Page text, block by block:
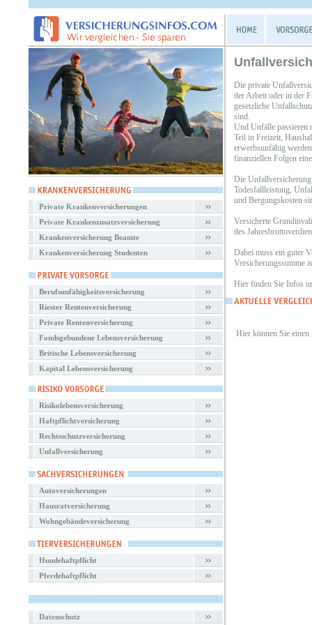
Private Krankenversicherungen
Private Krankenzusatzversicherung
Krankenversicherung Beamte
Krankenversicherung Studenten
Berufsunfähigkeitsversicherung
Riester Rentenversicherung
Private Rentenversicherung
Fondsgebundene Lebensversicherung
Britische Lebensversicherung
Kapital Lebensversicherung
Risikolebensversicherung
Haftpflichtversicherung
Rechtsschutzversicherung
Unfallversicherung
Autoversicherungen
Hausratversicherung
Wohngebäudeversicherung
Hundehaftpflicht
Pferdehaftpflicht
Datenschutz
Die private
der Arbeit oder in der
gesetzliche
sind.
Und Unfälle passieren
Teil in Freizeit,
erwerbsunfähig
finanziellen Folgen
Die
Todesfallleistung,
und Bergungskosten
Versicherte
des
Dabei muss ein guter
Versicherungssumme
Hier finden Sie Infos
Hier können Sie